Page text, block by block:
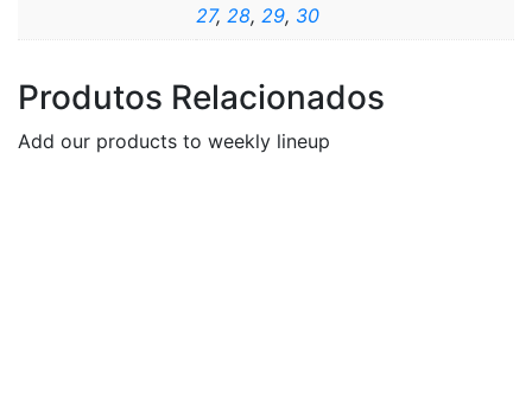
27, 28, 29, 30
Produtos Relacionados
Add our products to weekly lineup